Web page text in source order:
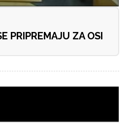
PRIPREMAJU ZA OSI